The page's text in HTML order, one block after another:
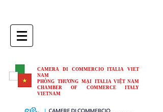
CAMERA DI COMMERCIO ITALIA VIET
NAM
PHÒNG THƯƠNG MẠI ITALIA VIỆT NAM
CHAMBER OF COMMERCE ITALY
VIETNAM